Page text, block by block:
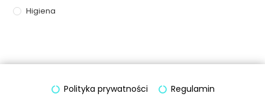
Higiena
Polityka prywatności Regulamin